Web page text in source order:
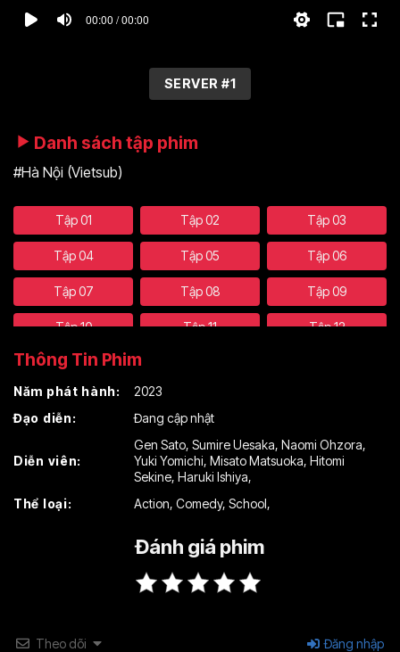
00:00 / 00:00
SERVER #1
Danh sách tập phim
#Hà Nội (Vietsub)
Tập 01 Tập 02 Tập 03
Tập 04 Tập 05 Tập 06
Tập 07 Tập 08 Tập 09
Tập 10 Tập 11 Tập 12
Thông Tin Phim
Năm phát hành:
2023
Đạo diễn:
Đang cập nhật
Diễn viên:
Gen Sato, Sumire Uesaka, Naomi Ohzora,
Yuki Yomichi, Misato Matsuoka, Hitomi
Sekine, Haruki Ishiya,
Thể loại:
Action, Comedy, School,
Đánh giá phim
Theo dõi Đăng nhập